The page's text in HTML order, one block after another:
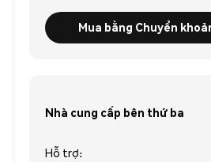
Mua bằng Chuyển
Nhà cung cấp bên thứ ba
Hỗ trợ: